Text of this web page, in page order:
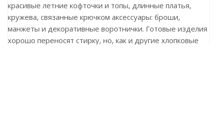
красивые летние кофточки и топы, длинные платья,
кружева, связанные крючком аксессуары: броши,
манжеты и декоративные воротнички. Готовые изделия
хорошо переносят стирку, но, как и другие хлопковые